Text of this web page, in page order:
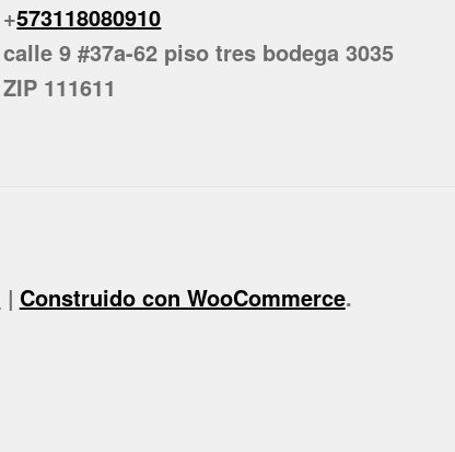
+573118080910
calle 9 #37a-62 piso tres bodega 3035
ZIP 111611
Construido con WooCommerce.